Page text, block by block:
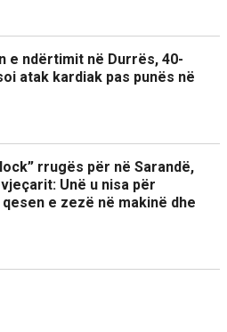
e ndërtimit në Durrës, 40-
atak kardiak pas punës në
rrugës për në Sarandë,
Unë u nisa për
e zezë në makinë dhe